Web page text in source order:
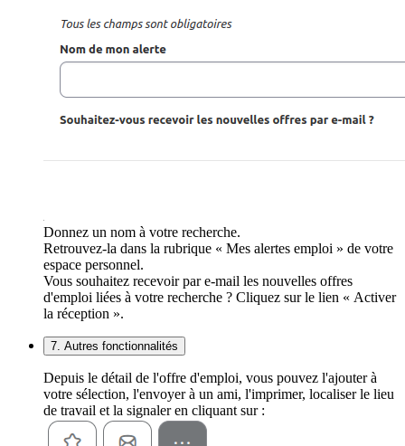
Donnez un nom à votre recherche.
Retrouvez-la dans la rubrique « Mes alertes emploi » de votre
espace personnel.
Vous souhaitez recevoir par e-mail les nouvelles offres
d'emploi liées à votre recherche ? Cliquez sur le lien « Activer
la réception ».
7. Autres fonctionnalités
Depuis le détail de l'offre d'emploi, vous pouvez l'ajouter à
votre sélection, l'envoyer à un ami, l'imprimer, localiser le lieu
de travail et la signaler en cliquant sur :